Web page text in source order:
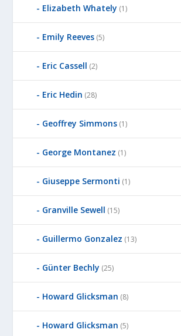
Elizabeth Whately (1)
Emily Reeves (5)
Eric Cassell (2)
Eric Hedin (28)
Geoffrey Simmons (1)
George Montanez (1)
Giuseppe Sermonti (1)
Granville Sewell (15)
Guillermo Gonzalez (13)
Günter Bechly (25)
Howard Glicksman (8)
Howard Glicksman (5)